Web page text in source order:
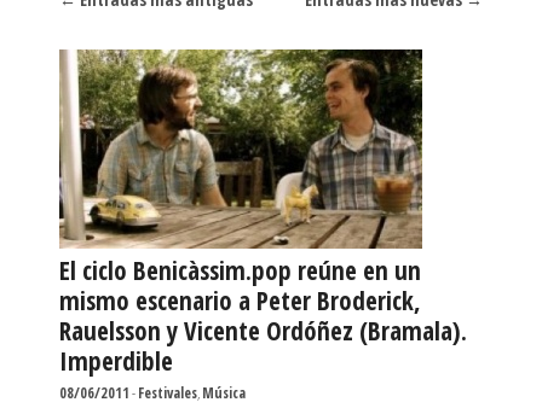
El ciclo Benicàssim.pop reúne en un
mismo escenario a Peter Broderick,
Rauelsson y Vicente Ordóñez (Bramala).
Imperdible
08/06/2011-Festivales,Música